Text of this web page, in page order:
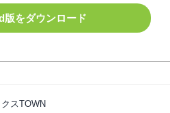
をダウンロード
スTOWN